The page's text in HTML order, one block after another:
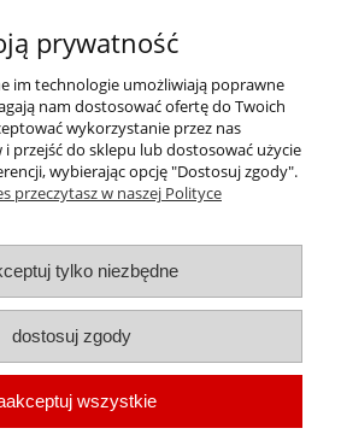
INFORMACJE
O FIRMIE
zakupowa środków smarnych firmy ALVESTA |
dla przemysłu spożywczego | Olej do sprężarek
| Smar Shell | Oleje Eni AGIP | Smar JAX
prywatność
im technologie umożliwiają poprawne
nam dostosować ofertę do Twoich
wykorzystanie przez nas
przejść do sklepu lub dostosować użycie
wybierając opcję "Dostosuj zgody".
przeczytasz w naszej Polityce
tylko niezbędne
dostosuj zgody
wszystkie